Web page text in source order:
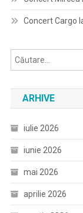
Concert Cargo
ARHIVE
iulie 2026
iunie 2026
mai 2026
aprilie 2026